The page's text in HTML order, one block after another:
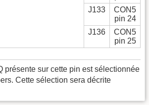
J133
CON5
pin 24
J136
CON5
pin 25
présente sur cette pin est sélectionnée
Cette sélection sera décrite